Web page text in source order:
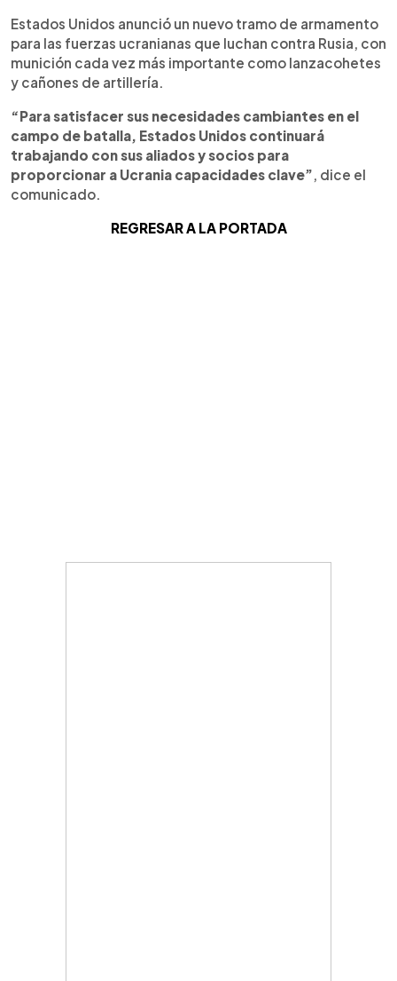
Estados Unidos anunció un nuevo tramo de armamento
para las fuerzas ucranianas que luchan contra Rusia, con
munición cada vez más importante como lanzacohetes
y cañones de artillería.
“Para satisfacer sus necesidades cambiantes en el
campo de batalla, Estados Unidos continuará
trabajando con sus aliados y socios para
proporcionar a Ucrania capacidades clave”, dice el
comunicado.
REGRESAR A LA PORTADA